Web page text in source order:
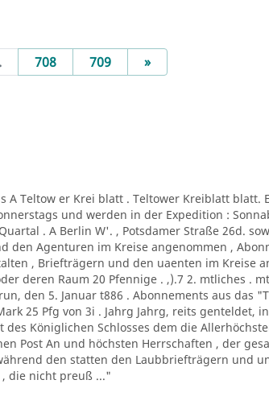
708 709 »Next
A Teltow er Krei blatt . Teltower Kreiblatt blatt.
und werden in der Expedition :
. A Berlin W'. , Potsdamer Straße 26d.
den Agenturen im Kreise angenommen ,
, Briefträgern und den uaenten im Kreise
deren Raum 20 Pfennige . ,).7 2. mtliches .
den 5. Januar t886 . Abonnements aus das
25 Pfg von 3i . Jahrg Jahrg, reits genteldet,
Königlichen Schlosses dem die
Post An und höchsten Herrschaften , der
den statten den Laubbriefträgern und
die nicht preuß ..."